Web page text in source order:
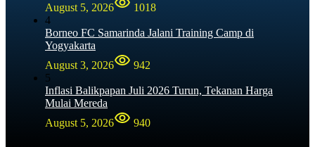
August 5, 2026
1018
4
Borneo FC Samarinda Jalani Training Camp di
Yogyakarta
August 3, 2026
942
5
Inflasi Balikpapan Juli 2026 Turun, Tekanan Harga
Mulai Mereda
August 5, 2026
940